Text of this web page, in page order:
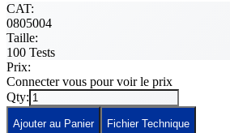
CAT:
0805004
Taille:
100 Tests
Prix:
Connecter vous pour voir le prix
Qty:
Ajouter au Panier Fichier Technique